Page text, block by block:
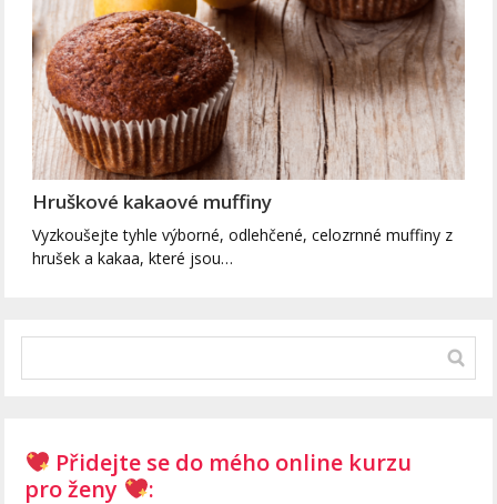
Hruškové kakaové muffiny
Vyzkoušejte tyhle výborné, odlehčené, celozrnné muffiny z
hrušek a kakaa, které jsou…
Přidejte se do mého online kurzu
pro ženy
: